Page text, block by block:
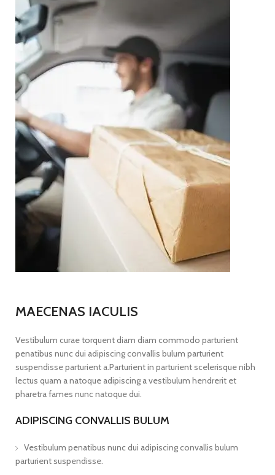
MAECENAS IACULIS
Vestibulum curae torquent diam diam commodo parturient
penatibus nunc dui adipiscing convallis bulum parturient
suspendisse parturient a.Parturient in parturient scelerisque nibh
lectus quam a natoque adipiscing a vestibulum hendrerit et
pharetra fames nunc natoque dui.
ADIPISCING CONVALLIS BULUM
Vestibulum penatibus nunc dui adipiscing convallis bulum
parturient suspendisse.